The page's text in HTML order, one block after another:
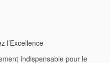
l’Excellence
Indispensable pour le